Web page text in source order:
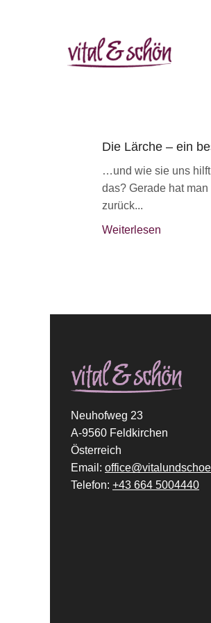
Die Lärche – ein
…und wie sie uns
das? Gerade hat
zurück...
Weiterlesen
Neuhofweg 23
A-9560 Feldkirchen
Österreich
Email:
Telefon: +43 664 5004440